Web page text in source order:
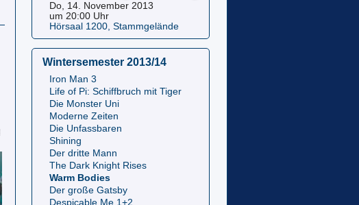
Do, 14. November 2013
um 20:00 Uhr
Hörsaal 1200, Stammgelände
Wintersemester 2013/14
Iron Man 3
Life of Pi: Schiffbruch mit Tiger
Die Monster Uni
Moderne Zeiten
Die Unfassbaren
Shining
Der dritte Mann
The Dark Knight Rises
Warm Bodies
Der große Gatsby
Despicable Me 1+2